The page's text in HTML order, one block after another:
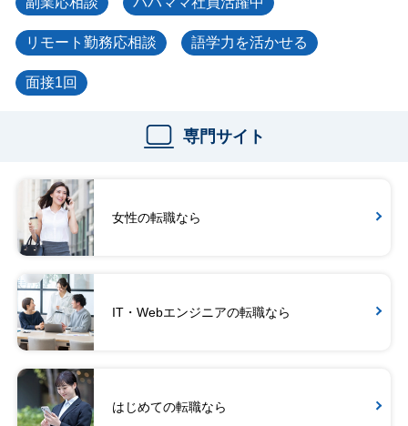
リモート勤務応相談 語学力を活かせる
面接1回
専門サイト
女性の転職なら
IT・Webエンジニアの転職なら
はじめての転職なら